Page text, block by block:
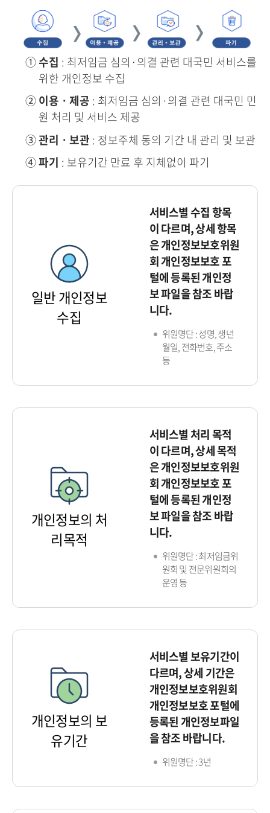
①수집 : 최저임금 심의·의결 관련 대국민 서비스를
위한 개인정보 수집
② 이용ㆍ제공 : 최저임금 심의·의결 관련 대국민 민
원 처리 및 서비스 제공
③관리ㆍ보관 : 정보주체 동의 기간 내 관리 및 보관
④파기 : 보유기간 만료 후 지체없이 파기
일반 개인정보
수집
서비스별 수집 항목
이 다르며, 상세 항목
은 개인정보보호위원
회 개인정보보호 포
털에 등록된 개인정
보 파일을 참조 바랍
니다.
위원명단 : 성명, 생년
월일, 전화번호, 주소
등
개인정보의 처
리목적
서비스별 처리 목적
이 다르며, 상세 목적
은 개인정보보호위원
회 개인정보보호 포
털에 등록된 개인정
보 파일을 참조 바랍
니다.
위원명단 : 최저임금위
원회 및 전문위원회의
운영 등
개인정보의 보
유기간
서비스별 보유기간이
다르며, 상세 기간은
개인정보보호위원회
개인정보보호 포털에
등록된 개인정보파일
을 참조 바랍니다.
위원명단 : 3년